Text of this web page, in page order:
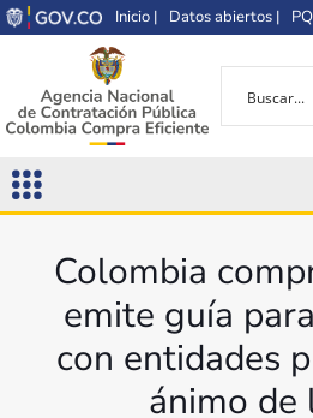
Inicio | Datos abiertos |
Colombia
emite guía
con entidades
ánimo de